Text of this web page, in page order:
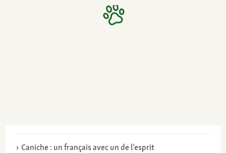
Caniche : un français avec un de l’esprit